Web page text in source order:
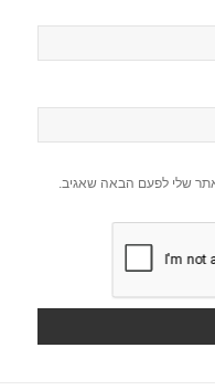
שלי לפעם הבאה שאגיב.